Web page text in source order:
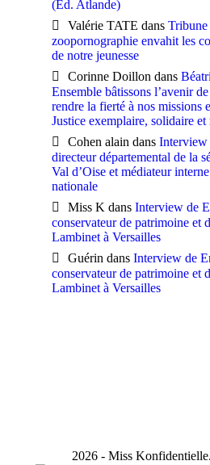
(Ed. Atlande)
Valérie TATE dans
zoopornographie envahit les
de notre jeunesse
Corinne Doillon dans
Ensemble bâtissons l’avenir
rendre la fierté à nos missions
Justice exemplaire, solidaire et
Cohen alain dans Interview
directeur départemental de la
Val d’Oise et médiateur
nationale
Miss K dans Interview de
conservateur de patrimoine et
Lambinet à Versailles
Guérin dans Interview de
conservateur de patrimoine et
Lambinet à Versailles
2026 - Miss